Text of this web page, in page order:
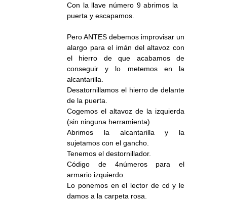
Con la llave número 9 abrimos la
puerta y escapamos.
Pero ANTES debemos improvisar un
alargo para el imán del altavoz con
el hierro de que acabamos de
conseguir y lo metemos en la
alcantarilla.
Desatornillamos el hierro de delante
de la puerta.
Cogemos el altavoz de la izquierda
(sin ninguna herramienta)
Abrimos la alcantarilla y la
sujetamos con el gancho.
Tenemos el destornillador.
Código de 4números para el
armario izquierdo.
Lo ponemos en el lector de cd y le
damos a la carpeta rosa.